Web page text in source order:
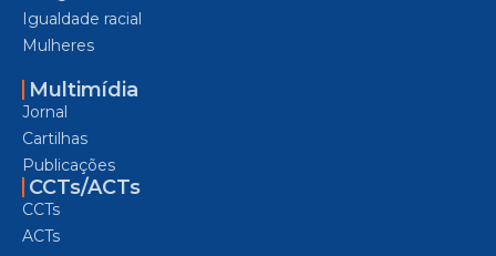
Igualdade racial
Mulheres
Multimídia
Jornal
Cartilhas
Publicações
CCTs/ACTs
CCTs
ACTs